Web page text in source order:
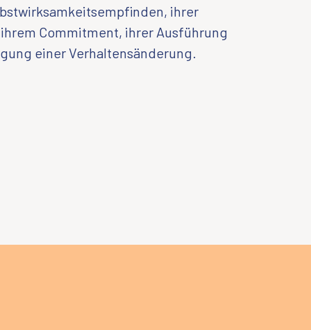
ihrer
Commitment, ihrer Ausführung
einer Verhaltensänderung.